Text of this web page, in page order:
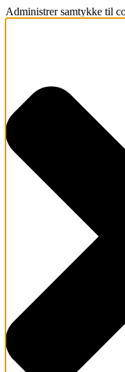
Administrer samtykke til